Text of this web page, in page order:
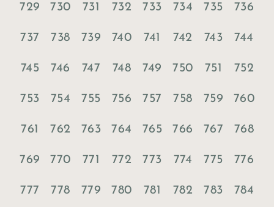
729 730 731 732 733 734 735 736
737 738 739 740 741 742 743 744
745 746 747 748 749 750 751 752
753 754 755 756 757 758 759 760
761 762 763 764 765 766 767 768
769 770 771 772 773 774 775 776
777 778 779 780 781 782 783 784